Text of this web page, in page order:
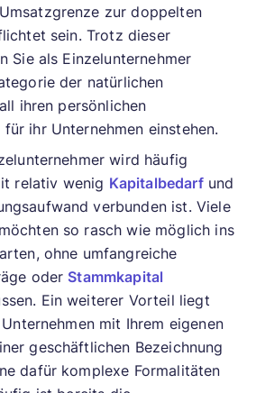
zur doppelten
sein. Trotz dieser
Sie als Einzelunternehmer
der natürlichen
ihren persönlichen
ihr Unternehmen einstehen.
wird häufig
relativ wenig Kapitalbedarfund
verbunden ist. Viele
so rasch wie möglich ins
ohne umfangreiche
oder Stammkapital
Ein weiterer Vorteil liegt
mit Ihrem eigenen
geschäftlichen Bezeichnung
dafür komplexe Formalitäten